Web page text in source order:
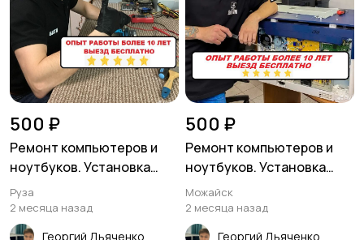
500 ₽
Ремонт компьютеров и
ноутбуков. Установка
виндовс
Руза
2 месяца назад
Георгий Дьяченко
500 ₽
Ремонт компьютеров и
ноутбуков. Установка
виндовс
Можайск
2 месяца назад
Георгий Дьяченко